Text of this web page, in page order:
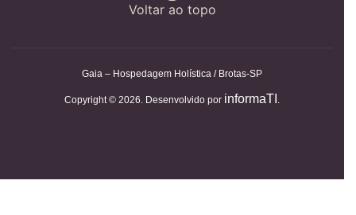
Voltar ao topo
Gaia – Hospedagem Holística / Brotas-SP
Copyright © 2026. Desenvolvido por informaTI